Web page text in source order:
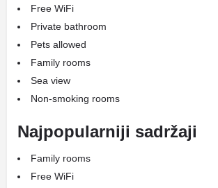
Free WiFi
Private bathroom
Pets allowed
Family rooms
Sea view
Non-smoking rooms
Najpopularniji sadržaji
Family rooms
Free WiFi